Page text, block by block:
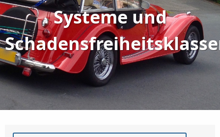
Systeme und